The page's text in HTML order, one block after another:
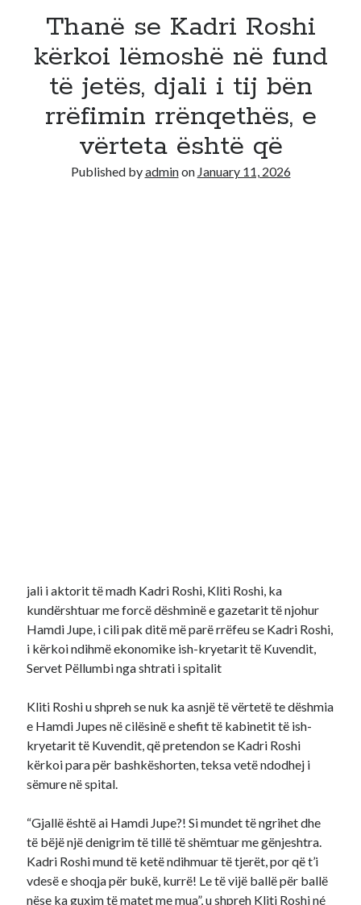
Thanë se Kadri Roshi
kërkoi lëmoshë në fund
të jetës, djali i tij bën
rrëfimin rrënqethës, e
vërteta është që
Published byadminon January 11, 2026
jali i aktorit të madh Kadri Roshi, Kliti Roshi, ka
kundërshtuar me forcë dëshminë e gazetarit të njohur
Hamdi Jupe, i cili pak ditë më parë rrëfeu se Kadri Roshi,
i kërkoi ndihmë ekonomike ish-kryetarit të Kuvendit,
Servet Pëllumbi nga shtrati i spitalit
Kliti Roshi u shpreh se nuk ka asnjë të vërtetë te dëshmia
e Hamdi Jupes në cilësinë e shefit të kabinetit të ish-
kryetarit të Kuvendit, që pretendon se Kadri Roshi
kërkoi para për bashkëshorten, teksa vetë ndodhej i
sëmure në spital.
“Gjallë është ai Hamdi Jupe?! Si mundet të ngrihet dhe
të bëjë një denigrim të tillë të shëmtuar me gënjeshtra.
Kadri Roshi mund të ketë ndihmuar të tjerët, por që t’i
vdesë e shoqja për bukë, kurrë! Le të vijë ballë për ballë
nëse ka guxim të matet me mua”, u shpreh Kliti Roshi né